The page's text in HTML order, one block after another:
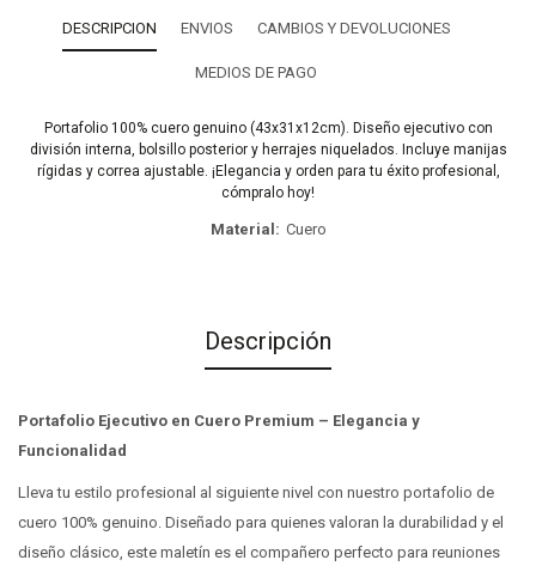
DESCRIPCION ENVIOS CAMBIOS Y DEVOLUCIONES
MEDIOS DE PAGO
Portafolio 100% cuero genuino (43x31x12cm). Diseño ejecutivo con
división interna, bolsillo posterior y herrajes niquelados. Incluye manijas
rígidas y correa ajustable. ¡Elegancia y orden para tu éxito profesional,
cómpralo hoy!
Material Cuero
Descripción
Portafolio Ejecutivo en Cuero Premium – Elegancia y
Funcionalidad
Lleva tu estilo profesional al siguiente nivel con nuestro portafolio de
cuero 100% genuino. Diseñado para quienes valoran la durabilidad y el
diseño clásico, este maletín es el compañero perfecto para reuniones